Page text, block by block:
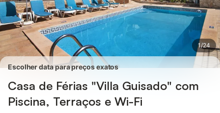
1/24
Escolher data para preços exatos
Casa de Férias "Villa Guisado" com
Piscina, Terraços e Wi-Fi